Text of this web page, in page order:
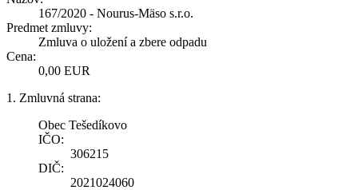
167/2020 - Nourus-Mäso s.r.o.
Predmet zmluvy:
Zmluva o uložení a zbere odpadu
Cena:
0,00 EUR
1. Zmluvná strana:
Obec Tešedíkovo
IČO:
306215
DIČ:
2021024060